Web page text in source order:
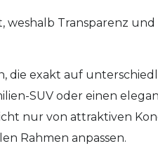
weshalb Transparenz und
die exakt auf
SUV oder einen
nur von attraktiven
Rahmen anpassen.